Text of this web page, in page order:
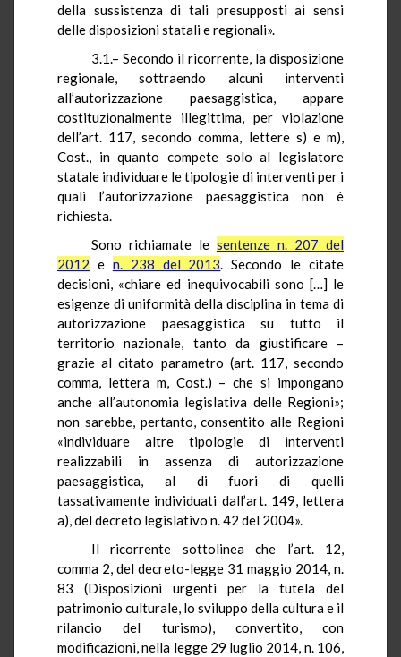
della sussistenza di tali presupposti ai sensi
delle disposizioni statali e regionali».
3.1.– Secondo il ricorrente, la disposizione
regionale, sottraendo alcuni interventi
all’autorizzazione paesaggistica, appare
costituzionalmente illegittima, per violazione
dell’art. 117, secondo comma, lettere s) e m),
Cost., in quanto compete solo al legislatore
statale individuare le tipologie di interventi per i
quali l’autorizzazione paesaggistica non è
richiesta.
Sono richiamate le sentenze n. 207 del
2012 e n. 238 del 2013. Secondo le citate
decisioni, «chiare ed inequivocabili sono […] le
esigenze di uniformità della disciplina in tema di
autorizzazione paesaggistica su tutto il
territorio nazionale, tanto da giustificare –
grazie al citato parametro (art. 117, secondo
comma, lettera m, Cost.) – che si impongano
anche all’autonomia legislativa delle Regioni»;
non sarebbe, pertanto, consentito alle Regioni
«individuare altre tipologie di interventi
realizzabili in assenza di autorizzazione
paesaggistica, al di fuori di quelli
tassativamente individuati dall’art. 149, lettera
a), del decreto legislativo n. 42 del 2004».
Il ricorrente sottolinea che l’art. 12,
comma 2, del decreto-legge 31 maggio 2014, n.
83 (Disposizioni urgenti per la tutela del
patrimonio culturale, lo sviluppo della cultura e il
rilancio del turismo), convertito, con
modificazioni, nella legge 29 luglio 2014, n. 106,